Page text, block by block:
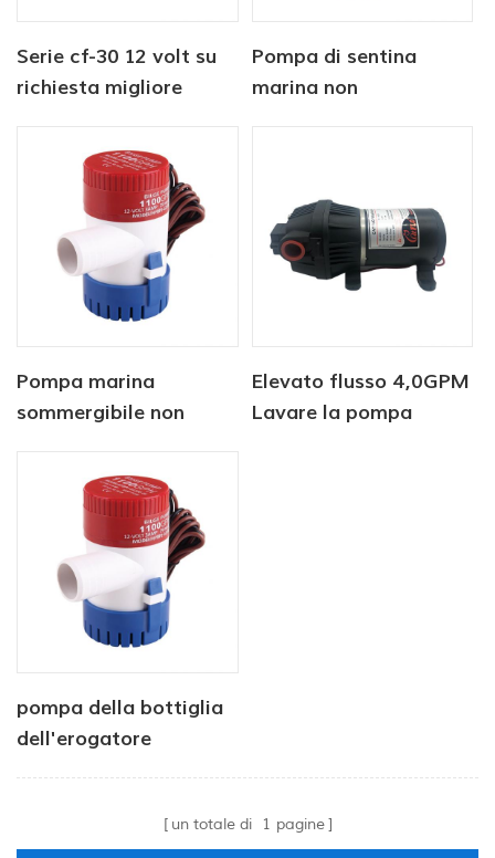
Serie cf-30 12 volt su
richiesta migliore
diaframma camper
camper
Pompa di sentina
marina non
Pompa marina
sommergibile non
Elevato flusso 4,0GPM
Lavare la pompa
pompa della bottiglia
dell'erogatore
un totale di 1 pagine